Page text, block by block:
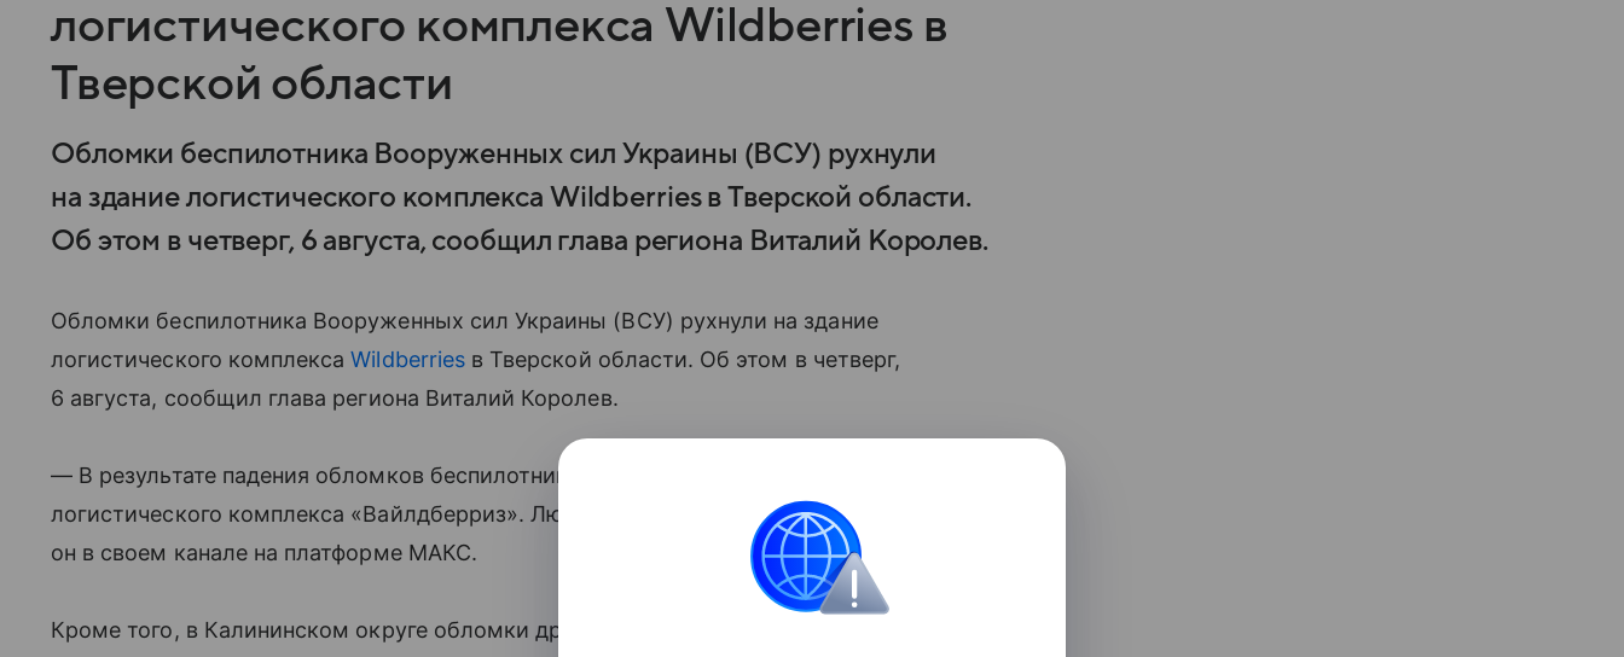
логистического комплекса Wildberries в
Тверской области
Обломки беспилотника Вооруженных сил Украины (ВСУ) рухнули
на здание логистического комплекса Wildberries в Тверской области.
Об этом в четверг, 6 августа, сообщил глава региона Виталий Королев.
Обломки беспилотника Вооруженных сил Украины (ВСУ) рухнули на здание
логистического комплексаWildberriesв Тверской области. Об этом в четверг,
6 августа, сообщил глава региона Виталий Королев.
— В результате падения обломков беспилотника незначительно поврежден фасад
логистического комплекса «Вайлдберриз». Люди не пострадали, — уточнил
он в своем канале на платформе МАКС.
Кроме того, в Калининском округе обломки дрона повредили несколько